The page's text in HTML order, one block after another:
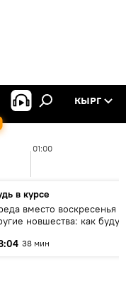
КЫРГ
01:00
в курсе
вместо воскресенья и
новшества: как будут
38 мин